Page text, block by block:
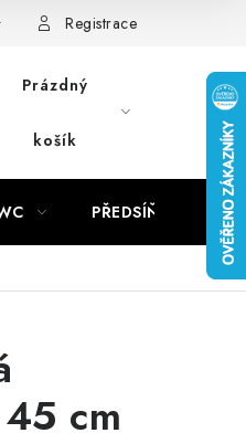
Registrace
Prázdný
košík
PŘEDSÍŇ
cm